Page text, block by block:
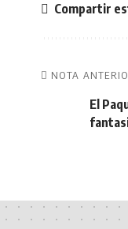
Compartir
NOTA
El